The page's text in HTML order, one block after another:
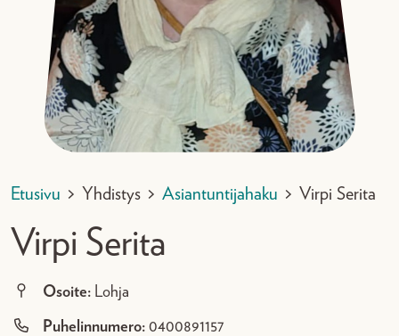
Etusivu > Yhdistys > Asiantuntijahaku > Virpi Serita
Virpi Serita
Osoite: Lohja
Puhelinnumero: 0400891157